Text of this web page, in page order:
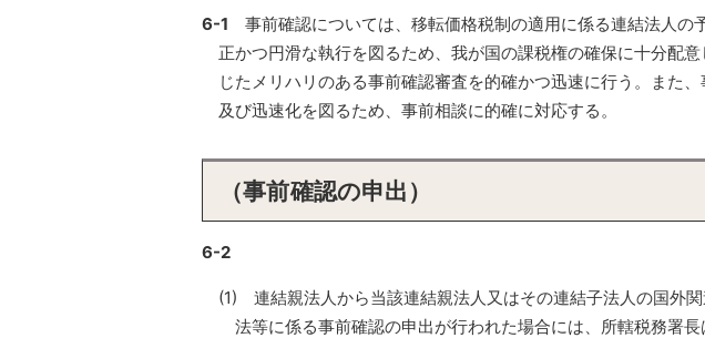
6-1 事前確認については、移転価格税制の適用に係る連結法人の
正かつ円滑な執行を図るため、我が国の課税権の確保に十分配
じたメリハリのある事前確認審査を的確かつ迅速に行う。また
及び迅速化を図るため、事前相談に的確に対応する。
（事前確認の申出）
6-2
(1) 連結親法人から当該連結親法人又はその連結子法人の国外
法等に係る事前確認の申出が行われた場合には、所轄税務署長